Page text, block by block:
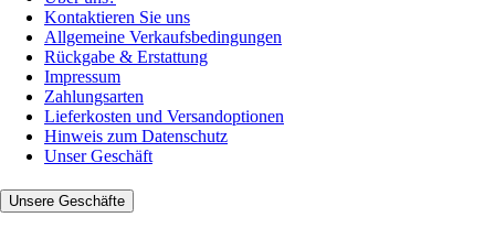
Kontaktieren Sie uns
Allgemeine Verkaufsbedingungen
Rückgabe & Erstattung
Impressum
Zahlungsarten
Lieferkosten und Versandoptionen
Hinweis zum Datenschutz
Unser Geschäft
Unsere Geschäfte